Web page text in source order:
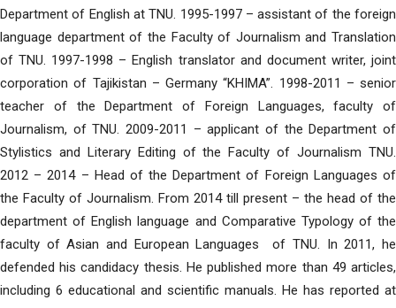
Department of English at TNU. 1995-1997 – assistant of the foreign
language department of the Faculty of Journalism and Translation
of TNU. 1997-1998 – English translator and document writer, joint
corporation of Tajikistan – Germany “KHIMA”. 1998-2011 – senior
teacher of the Department of Foreign Languages, faculty of
Journalism, of TNU. 2009-2011 – applicant of the Department of
Stylistics and Literary Editing of the Faculty of Journalism TNU.
2012 – 2014 – Head of the Department of Foreign Languages ​​of
the Faculty of Journalism. From 2014 till present – the head of the
department of English language and Comparative Typology of the
faculty of Asian and European Languages ​​ of TNU. In 2011, he
defended his candidacy thesis. He published more than 49 articles,
including 6 educational and scientific manuals. He has reported at